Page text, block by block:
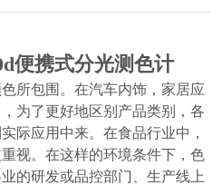
便携式分光测色计
所包围。在汽车内饰，家居应
为了更好地区别产品类别，各
际应用中来。在食品行业中，
视。在这样的环境条件下，色
的研发或品控部门、生产线上